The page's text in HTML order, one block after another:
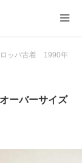
ロッパ古着 1990年
ーバーサイズ